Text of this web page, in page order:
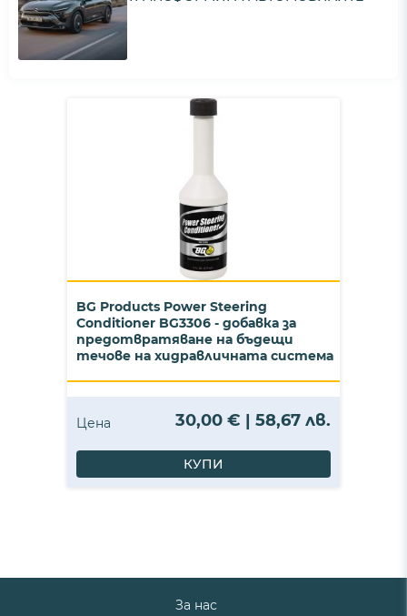
BG Products Power Steering
Conditioner BG3306 - добавка за
предотвратяване на бъдещи
течове на хидравличната система
Цена 30,00 € | 58,67 лв.
КУПИ
За нас